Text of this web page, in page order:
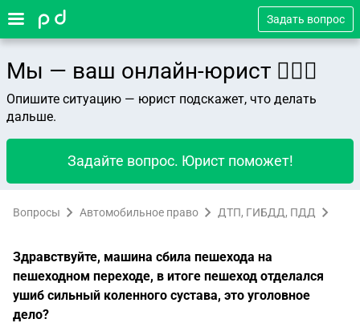
Задать вопрос
Мы — ваш онлайн-юрист 👨🏻‍⚖️
Опишите ситуацию — юрист подскажет, что делать
дальше.
Задайте вопрос. Юрист поможет!
Вопросы Автомобильное право ДТП, ГИБДД, ПДД
Здравствуйте, машина сбила пешехода на
пешеходном переходе, в итоге пешеход отделался
ушиб сильный коленного сустава, это уголовное
дело?